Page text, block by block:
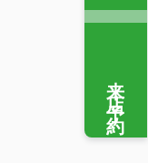
来店予約